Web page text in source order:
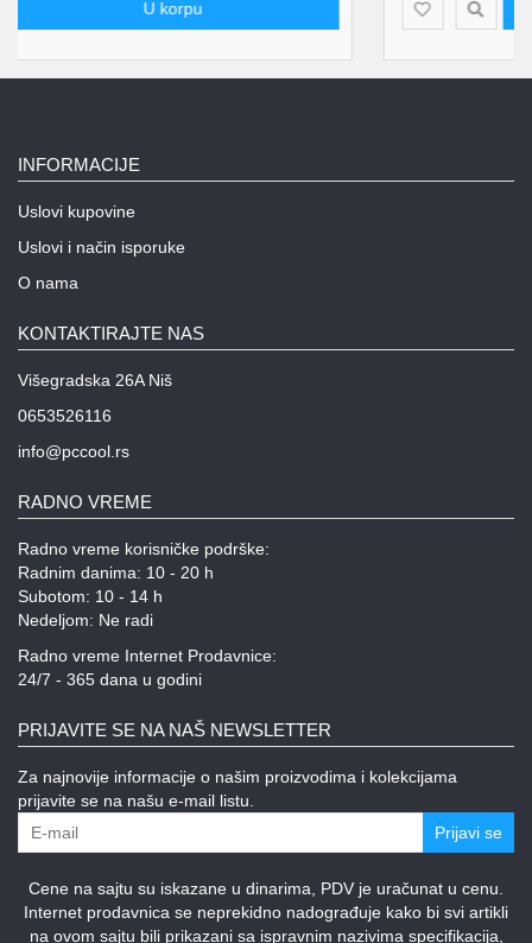
INFORMACIJE
Uslovi kupovine
Uslovi i način isporuke
O nama
KONTAKTIRAJTE NAS
Višegradska 26A Niš
0653526116
info@pccool.rs
RADNO VREME
Radno vreme korisničke podrške:
Radnim danima: 10 - 20 h
Subotom: 10 - 14 h
Nedeljom: Ne radi
Radno vreme Internet Prodavnice:
24/7 - 365 dana u godini
PRIJAVITE SE NA NAŠ NEWSLETTER
Za najnovije informacije o našim proizvodima i kolekcijama
prijavite se na našu e-mail listu.
Prijavi se
Cene na sajtu su iskazane u dinarima, PDV je uračunat u cenu.
Internet prodavnica se neprekidno nadograđuje kako bi svi artikli
na ovom sajtu bili prikazani sa ispravnim nazivima specifikacija,